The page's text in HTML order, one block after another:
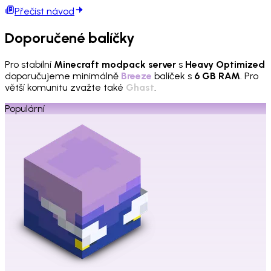
Přečíst návod
Doporučené balíčky
Pro stabilní Minecraft modpack server s Heavy Optimized
doporučujeme minimálně Breeze balíček s 6 GB RAM. Pro
větší komunitu zvažte také Ghast.
Populární